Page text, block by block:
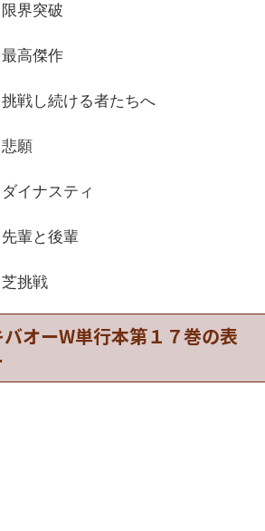
界突破
高傑作
戦し続ける者たちへ
願
イナスティ
輩と後輩
挑戦
オーW単行本第１７巻の表